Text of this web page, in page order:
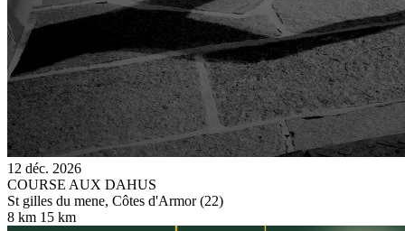
12 déc. 2026
COURSE AUX DAHUS
St gilles du mene, Côtes d'Armor (22)
8 km 15 km